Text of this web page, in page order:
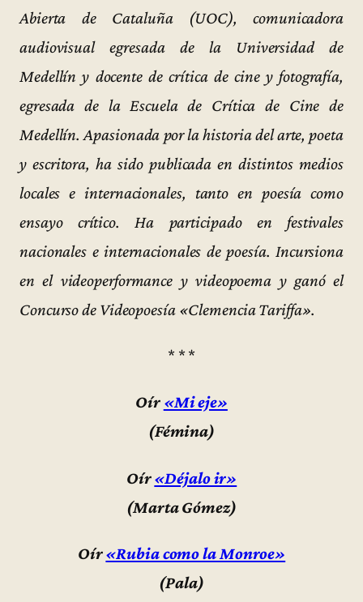
Abierta de Cataluña (UOC), comunicadora
audiovisual egresada de la Universidad de
Medellín y docente de crítica de cine y fotografía,
egresada de la Escuela de Crítica de Cine de
Medellín. Apasionada por la historia del arte, poeta
y escritora, ha sido publicada en distintos medios
locales e internacionales, tanto en poesía como
ensayo crítico. Ha participado en festivales
nacionales e internacionales de poesía. Incursiona
en el videoperformance y videopoema y ganó el
Concurso de Videopoesía «Clemencia Tariffa».
* * *
Oír «Mi eje»
(Fémina)
Oír«Déjalo ir»
(Marta Gómez)
Oír«Rubia como la Monroe»
(Pala)